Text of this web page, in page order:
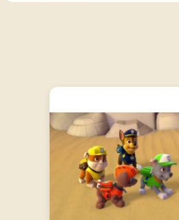
tízéves parancsnok azonnal
a Toronyba, hogy
megtervezzék a mentést. A
Mancs őrjárat csapata
járgányaikkal és…